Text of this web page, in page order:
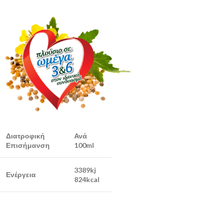
Διατροφική
Επισήμανση
Ανά
100ml
Ενέργεια
3389kj
824kcal